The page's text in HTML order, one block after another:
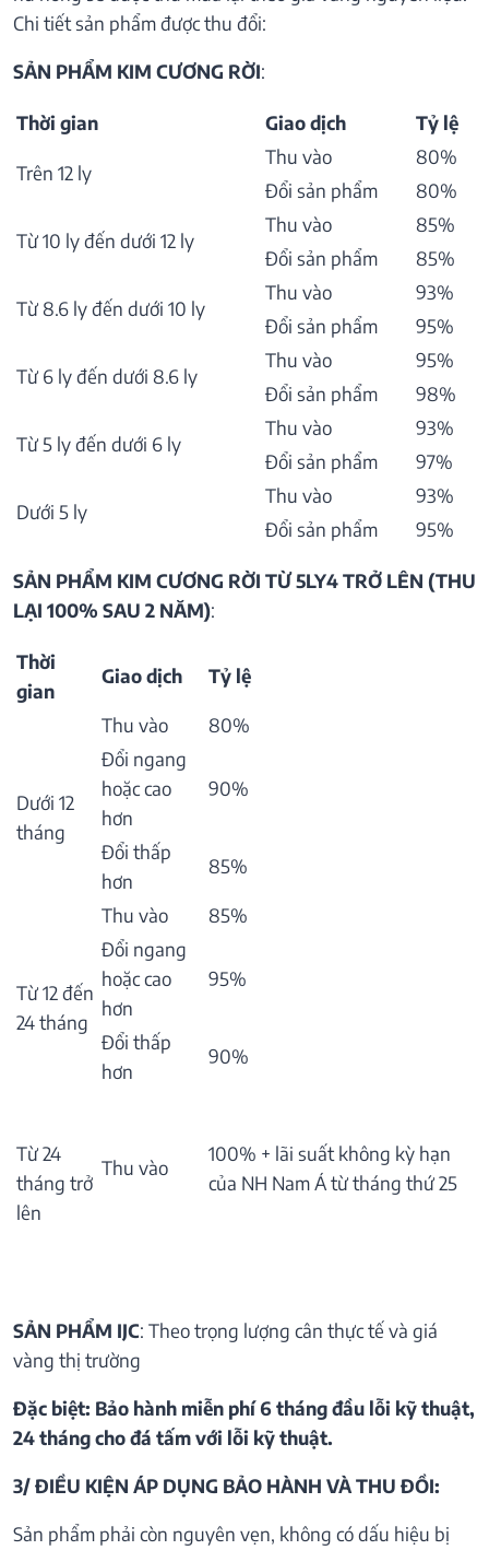
Chi tiết sản phẩm được thu đổi:
SẢN PHẨM KIM CƯƠNG RỜI:
Thời gian Giao dịch Tỷ lệ
Trên 12 ly
Thu vào
80%
Đổi sản phẩm
80%
Từ 10 ly đến dưới 12 ly
Thu vào
85%
Đổi sản phẩm
85%
Từ 8.6 ly đến dưới 10 ly
Thu vào
93%
Đổi sản phẩm
95%
Từ 6 ly đến dưới 8.6 ly
Thu vào
95%
Đổi sản phẩm
98%
Từ 5 ly đến dưới 6 ly
Thu vào
93%
Đổi sản phẩm
97%
Dưới 5 ly
Thu vào
93%
Đổi sản phẩm
95%
SẢN PHẨM KIM CƯƠNG RỜI TỪ 5LY4 TRỞ LÊN (THU
LẠI 100% SAU 2 NĂM):
Thời
gian
Giao dịch Tỷ lệ
Dưới 12
tháng
Thu vào
80%
Đổi ngang
hoặc cao
hơn
90%
Đổi thấp
hơn
85%
Từ 12 đến
24 tháng
Thu vào
85%
Đổi ngang
hoặc cao
hơn
95%
Đổi thấp
hơn
90%
Từ 24
tháng trở
lên
Thu vào
100% + lãi suất không kỳ hạn
của NH Nam Á từ tháng thứ 25
SẢN PHẨM IJC: Theo trọng lượng cân thực tế và giá
vàng thị trường
Đặc biệt: Bảo hành miễn phí 6 tháng đầu lỗi kỹ thuật,
24 tháng cho đá tấm với lỗi kỹ thuật.
3/ ĐIỀU KIỆN ÁP DỤNG BẢO HÀNH VÀ THU ĐỒI:
Sản phẩm phải còn nguyên vẹn, không có dấu hiệu bị